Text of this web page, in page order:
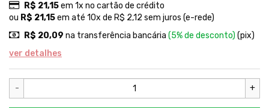
R$ 21,15em 1x no cartão de crédito
ou R$ 21,15em até 10x de R$ 2,12 sem juros (e-rede)
R$ 20,09 na transferência bancária (5% de desconto) (pix)
ver detalhes
- +